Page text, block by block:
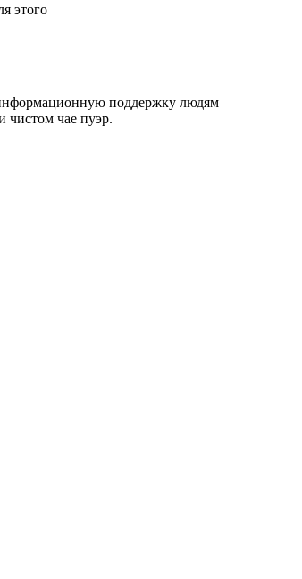
этого
информационную поддержку людям
чистом чае пуэр.